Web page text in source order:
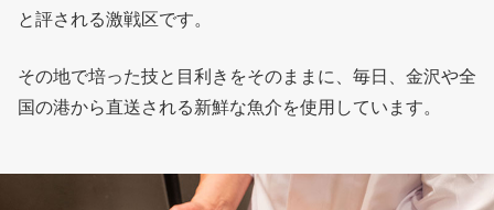
と評される激戦区です。
その地で培った技と目利きをそのままに、毎日、金沢や全
国の港から直送される新鮮な魚介を使用しています。